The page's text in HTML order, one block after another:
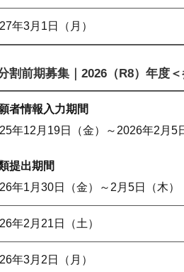
年3月1日（月）
割前期募集｜2026（R8）年度＜
者情報入力期間
年12月19日（金）～2026年2月5
提出期間
年1月30日（金）～2月5日（木）
年2月21日（土）
年3月2日（月）